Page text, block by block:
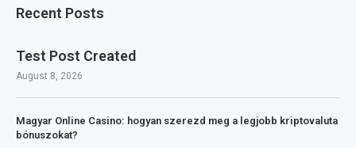
Recent Posts
Test Post Created
August 8, 2026
Magyar Online Casino: hogyan szerezd meg a legjobb kriptovaluta
bónuszokat?